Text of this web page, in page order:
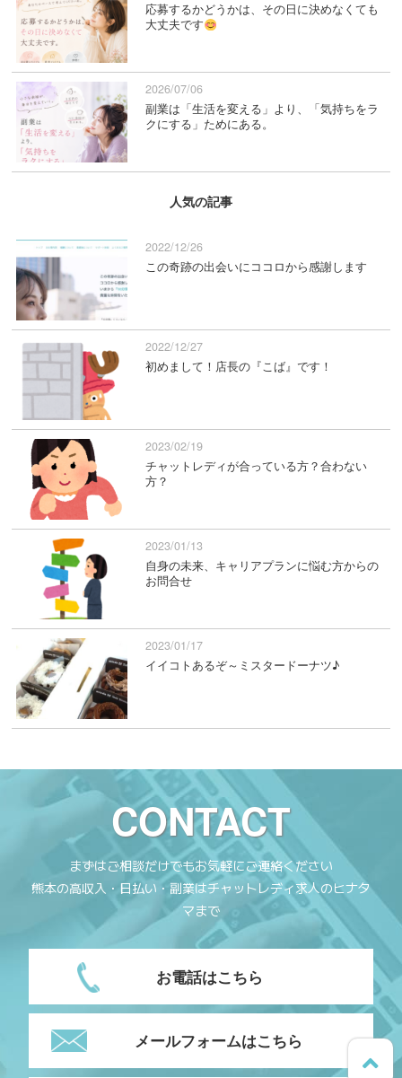
応募するかどうかは、その日に決めなくても
大丈夫です
2026/07/06
副業は「生活を変える」より、「気持ちをラ
クにする」ためにある。
人気の記事
2022/12/26
この奇跡の出会いにココロから感謝します
2022/12/27
初めまして！店長の『こば』です！
2023/02/19
チャットレディが合っている方？合わない
方？
2023/01/13
自身の未来、キャリアプランに悩む方からの
お問合せ
2023/01/17
イイコトあるぞ～ミスタードーナツ♪
CONTACT
まずはご相談だけでもお気軽にご連絡ください
熊本の高収入・日払い・副業はチャットレディ求人のヒナタ
マまで
お電話はこちら
メールフォームはこちら